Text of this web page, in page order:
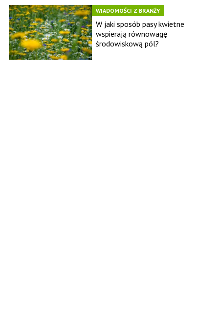
WIADOMOŚCI Z BRANŻY
W jaki sposób pasy kwietne
wspierają równowagę
środowiskową pól?